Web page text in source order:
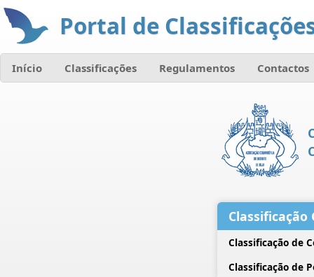
Portal de
Início Classificações Regulamentos Contactos
Classificação
Classificação de
Classificação de